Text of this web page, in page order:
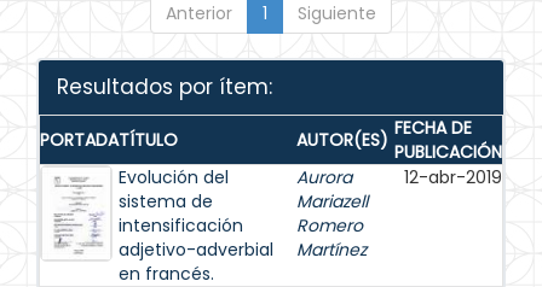
Anterior 1 Siguiente
Resultados por ítem:
PORTADATÍTULO AUTOR(ES) FECHA DE
PUBLICACIÓN
Evolución del
sistema de
intensificación
adjetivo-adverbial
en francés.
Aurora
Mariazell
Romero
Martínez
12-abr-2019